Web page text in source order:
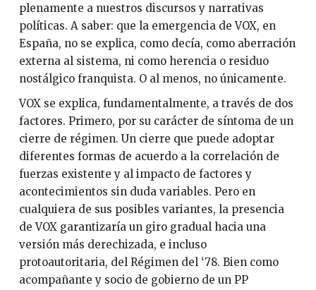
plenamente a nuestros discursos y narrativas
políticas. A saber: que la emergencia de VOX, en
España, no se explica, como decía, como aberración
externa al sistema, ni como herencia o residuo
nostálgico franquista. O al menos, no únicamente.
VOX se explica, fundamentalmente, a través de dos
factores. Primero, por su carácter de síntoma de un
cierre de régimen. Un cierre que puede adoptar
diferentes formas de acuerdo a la correlación de
fuerzas existente y al impacto de factores y
acontecimientos sin duda variables. Pero en
cualquiera de sus posibles variantes, la presencia
de VOX garantizaría un giro gradual hacia una
versión más derechizada, e incluso
protoautoritaria, del Régimen del ‘78. Bien como
acompañante y socio de gobierno de un PP